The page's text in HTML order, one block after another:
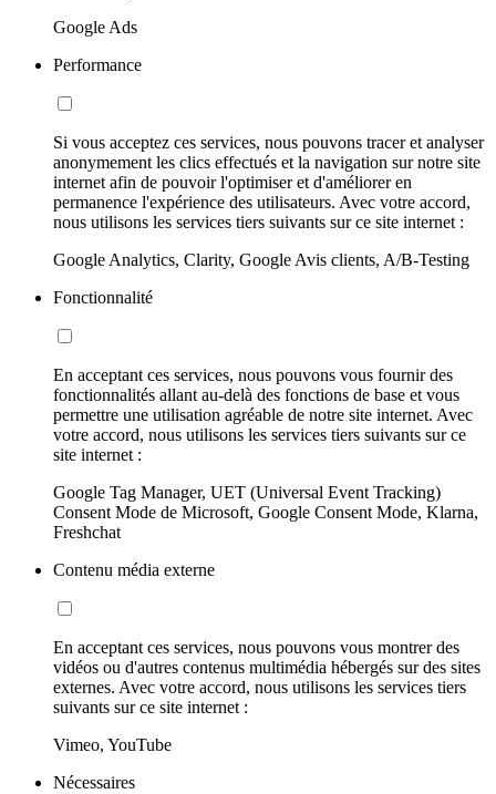
Google Ads
Performance
Si vous acceptez ces services, nous pouvons tracer et analyser
anonymement les clics effectués et la navigation sur notre site
internet afin de pouvoir l'optimiser et d'améliorer en
permanence l'expérience des utilisateurs. Avec votre accord,
nous utilisons les services tiers suivants sur ce site internet :
Google Analytics, Clarity, Google Avis clients, A/B-Testing
Fonctionnalité
En acceptant ces services, nous pouvons vous fournir des
fonctionnalités allant au-delà des fonctions de base et vous
permettre une utilisation agréable de notre site internet. Avec
votre accord, nous utilisons les services tiers suivants sur ce
site internet :
Google Tag Manager, UET (Universal Event Tracking)
Consent Mode de Microsoft, Google Consent Mode, Klarna,
Freshchat
Contenu média externe
En acceptant ces services, nous pouvons vous montrer des
vidéos ou d'autres contenus multimédia hébergés sur des sites
externes. Avec votre accord, nous utilisons les services tiers
suivants sur ce site internet :
Vimeo, YouTube
Nécessaires